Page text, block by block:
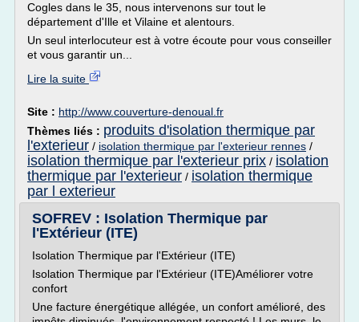
Cogles dans le 35, nous intervenons sur tout le
département d'Ille et Vilaine et alentours.
Un seul interlocuteur est à votre écoute pour vous conseiller
et vous garantir un...
Lire la suite
Site : http://www.couverture-denoual.fr
Thèmes liés : produits d'isolation thermique par
l'exterieur / isolation thermique par l'exterieur rennes /
isolation thermique par l'exterieur prix / isolation
thermique par l'exterieur / isolation thermique
par l exterieur
SOFREV : Isolation Thermique par
l'Extérieur (ITE)
Isolation Thermique par l'Extérieur (ITE)
Isolation Thermique par l'Extérieur (ITE)Améliorer votre
confort
Une facture énergétique allégée, un confort amélioré, des